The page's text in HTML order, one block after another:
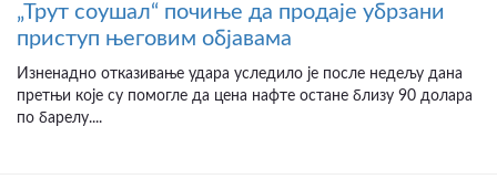
„Трут соушал“ почиње да продаје убрзани
приступ његовим објавама
Изненадно отказивање удара уследило је после недељу дана
претњи које су помогле да цена нафте остане близу 90 долара
по барелу....